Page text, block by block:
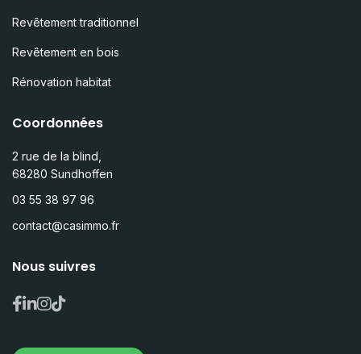
Revêtement traditionnel
Revêtement en bois
Rénovation habitat
Coordonnées
2 rue de la blind,
68280 Sundhoffen
03 55 38 97 96
contact@casimmo.fr
Nous suivres